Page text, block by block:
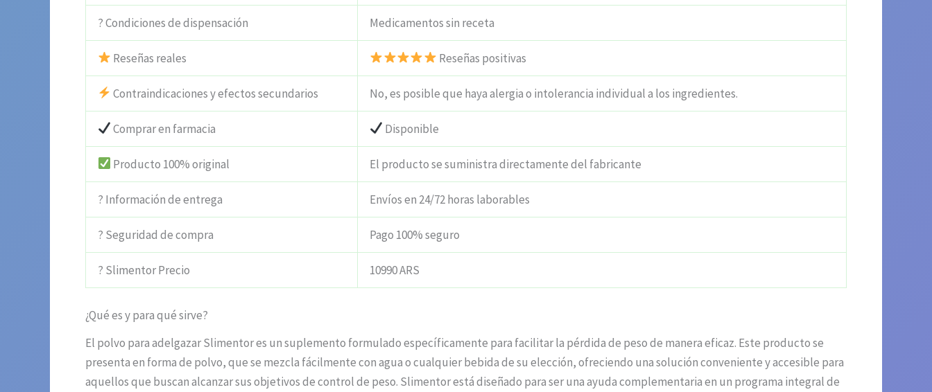
? Condiciones de dispensación Medicamentos sin receta
Reseñas reales Reseñas positivas
Contraindicaciones y efectos secundarios No, es posible que haya alergia o intolerancia individual a los ingredientes.
Comprar en farmacia Disponible
Producto 100% original El producto se suministra directamente del fabricante
? Información de entrega Envíos en 24/72 horas laborables
? Seguridad de compra Pago 100% seguro
? Slimentor Precio 10990 ARS
¿Qué es y para qué sirve?
El polvo para adelgazar Slimentor es un suplemento formulado específicamente para facilitar la pérdida de peso de manera eficaz. Este producto se
presenta en forma de polvo, que se mezcla fácilmente con agua o cualquier bebida de su elección, ofreciendo una solución conveniente y accesible para
aquellos que buscan alcanzar sus objetivos de control de peso. Slimentor está diseñado para ser una ayuda complementaria en un programa integral de